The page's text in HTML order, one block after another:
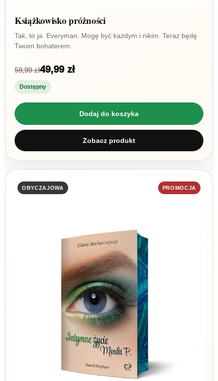
Książkowisko próżności
Tak, to ja. Everyman. Mogę być każdym i nikim. Teraz będę
Twoim bohaterem.
59,99 zł49,99 zł
Dostępny
Dodaj do koszyka
Zobacz produkt
OBYCZAJOWA PROMOCJA